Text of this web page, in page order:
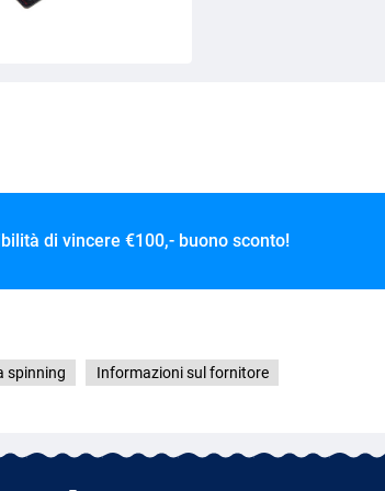
di vincere €100,- buono sconto!
spinning Informazioni sul fornitore